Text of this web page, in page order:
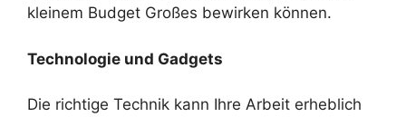
kleinem Budget Großes bewirken können.
Technologie und Gadgets
Die richtige Technik kann Ihre Arbeit erheblich